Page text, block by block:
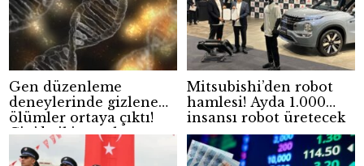
Gen düzenleme
deneylerinde gizlenen
ölümler ortaya çıktı!
Çin’de iki çocuk
hayatını kaybetti
Mitsubishi’den robot
hamlesi! Ayda 1.000
insansı robot üretecek